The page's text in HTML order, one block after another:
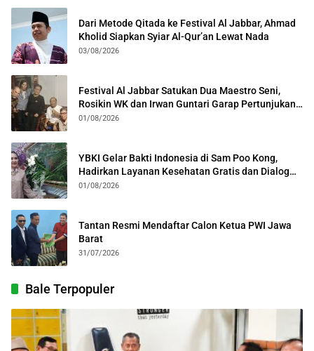
Dari Metode Qitada ke Festival Al Jabbar, Ahmad
Kholid Siapkan Syiar Al-Qur’an Lewat Nada
03/08/2026
Festival Al Jabbar Satukan Dua Maestro Seni,
Rosikin WK dan Irwan Guntari Garap Pertunjukan
Kolosal
01/08/2026
YBKI Gelar Bakti Indonesia di Sam Poo Kong,
Hadirkan Layanan Kesehatan Gratis dan Dialog
Kebangsaan
01/08/2026
Tantan Resmi Mendaftar Calon Ketua PWI Jawa
Barat
31/07/2026
Bale Terpopuler